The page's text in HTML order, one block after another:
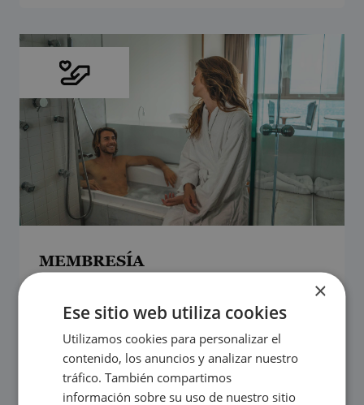
MEMBRESÍA
Ventajas exclusivos para miembros
×
Ese sitio web utiliza cookies
Utilizamos cookies para personalizar el
contenido, los anuncios y analizar nuestro
tráfico. También compartimos
información sobre su uso de nuestro sitio